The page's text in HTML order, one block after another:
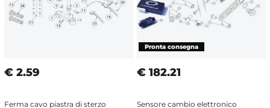
€ 2.59
Ferma cavo piastra di sterzo
€ 182.21
Sensore cambio elettronico